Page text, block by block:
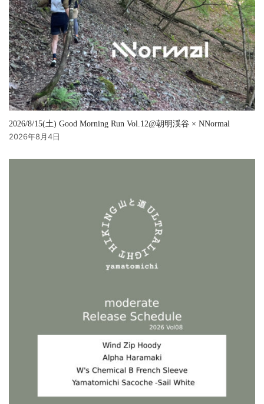
2026/8/15(土) Good Morning Run Vol.12@朝明渓谷 × NNormal
2026年8月4日